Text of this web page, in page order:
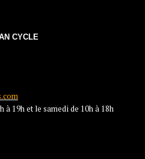
CYCLE
à 19h et le samedi de 10h à 18h